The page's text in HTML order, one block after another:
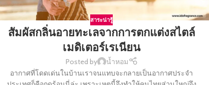
สาระน่ารู้
สัมผัสกลิ่นอายทะเลจากการตกแต่งสไตล์
เมดิเตอร์เรเนียน
Posted by
น้ำหอม
อากาศที่โดดเด่นในบ้านเราจนแทบจะกลายเป็นอากาศประจำ